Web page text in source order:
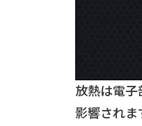
放熱は電子
影響されま